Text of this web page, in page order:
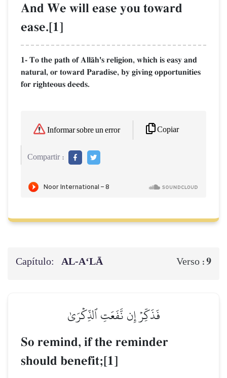
And We will ease you toward
ease.[1]
1- To the path of AllŒh's religion, which is easy and
natural, or toward Paradise, by giving opportunities
for righteous deeds.
Informar sobre un error Copiar
Compartir :
Capítulo: AL‑A‘LĀ Verso :9
فَذَكِّرۡ إِن نَّفَعَتِ ٱلذِّكۡرَىٰ
So remind, if the reminder
should benefit;[1]